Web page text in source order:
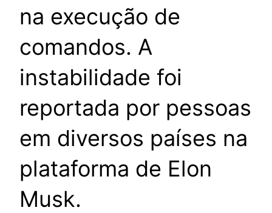
na execução de
comandos. A
instabilidade foi
reportada por pessoas
em diversos países na
plataforma de Elon
Musk.